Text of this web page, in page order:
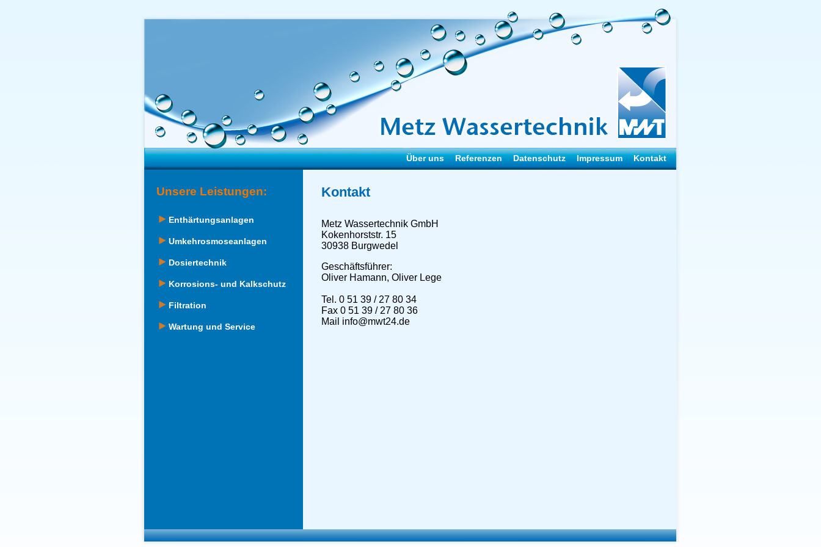
Über uns Referenzen Datenschutz Impressum Kontakt
Unsere Leistungen:
Enthärtungsanlagen
Umkehrosmoseanlagen
Dosiertechnik
Korrosions- und Kalkschutz
Filtration
Wartung und Service
Kontakt
Metz Wassertechnik GmbH
Kokenhorststr. 15
30938 Burgwedel
Geschäftsführer:
Oliver Hamann, Oliver Lege
Tel. 0 51 39 / 27 80 34
Fax 0 51 39 / 27 80 36
Mail info@mwt24.de